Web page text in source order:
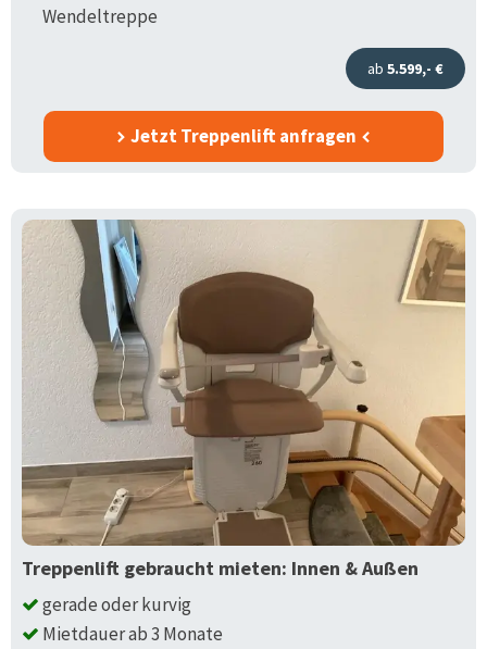
Wendeltreppe
ab 5.599,- €
Jetzt Treppenlift anfragen
Treppenlift gebraucht mieten: Innen & Außen
gerade oder kurvig
Mietdauer ab 3 Monate